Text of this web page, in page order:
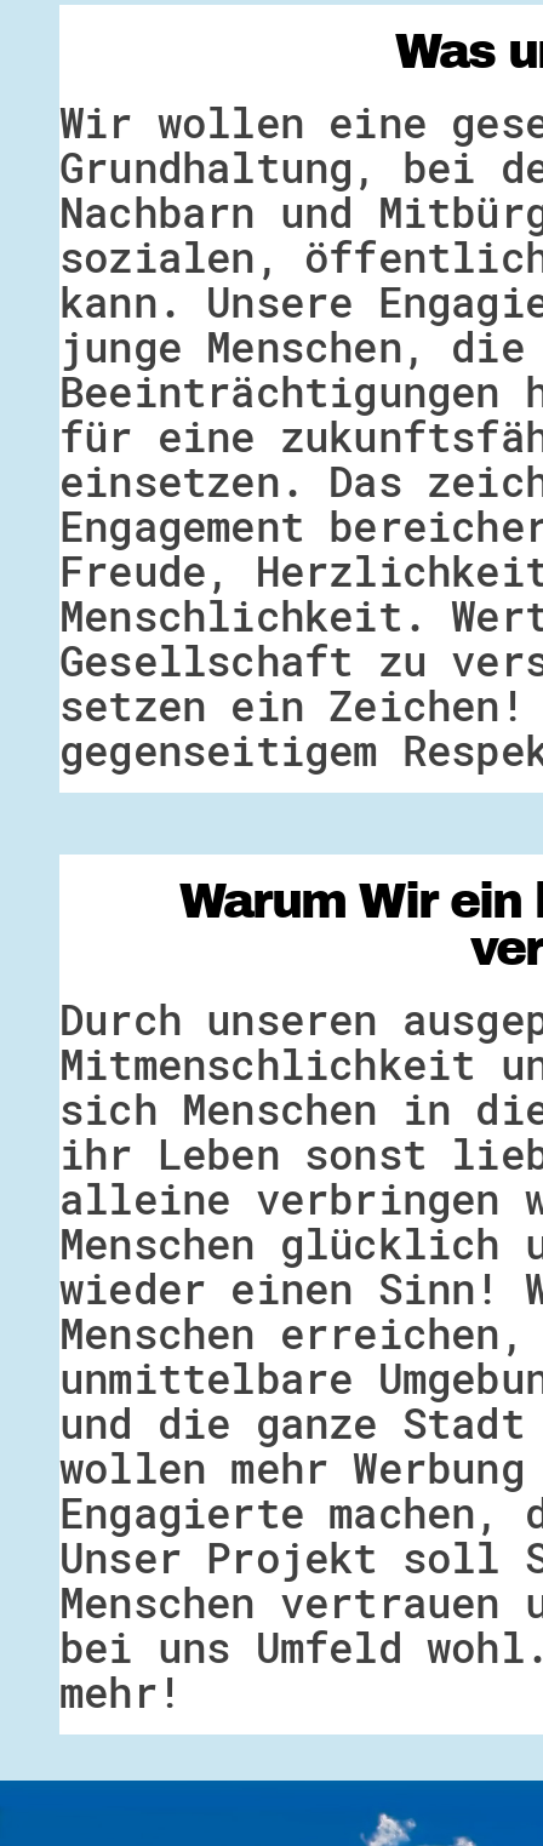
Was
Wir wollen eine
Grundhaltung, bei
Nachbarn und
sozialen,
kann. Unsere
junge Menschen,
Beeinträchtigungen
für eine
einsetzen. Das
Engagement
Freude,
Menschlichkeit.
Gesellschaft zu
setzen ein
gegenseitigem
Warum Wir
Durch unseren
Mitmenschlichkeit
sich Menschen in
ihr Leben sonst
alleine verbringen
Menschen glücklich
wieder einen Sinn!
Menschen
unmittelbare
und die ganze
wollen mehr
Engagierte
Unser Projekt soll
Menschen
bei uns Umfeld wohl.
mehr!